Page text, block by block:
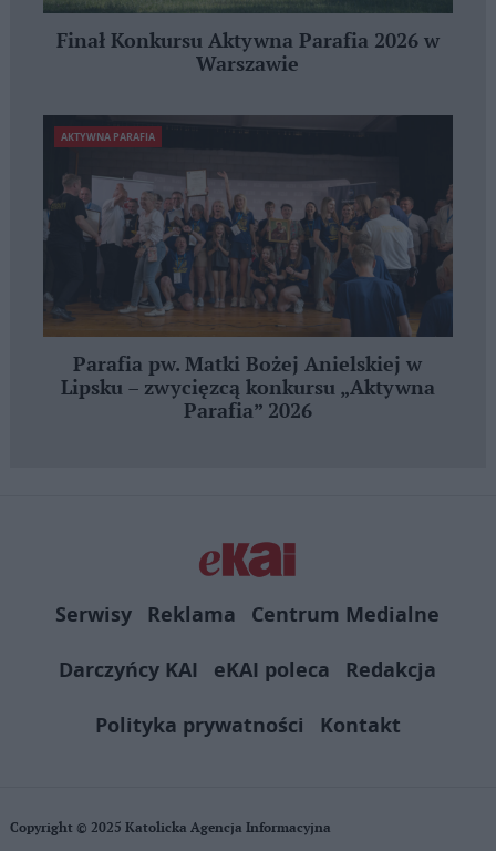
Finał Konkursu Aktywna Parafia 2026 w
Warszawie
AKTYWNA PARAFIA
Parafia pw. Matki Bożej Anielskiej w
Lipsku – zwycięzcą konkursu „Aktywna
Parafia” 2026
Serwisy Reklama
Centrum Medialne
Darczyńcy KAI
eKAI poleca
Redakcja
Polityka prywatności
Kontakt
Copyright © 2025 Katolicka Agencja Informacyjna